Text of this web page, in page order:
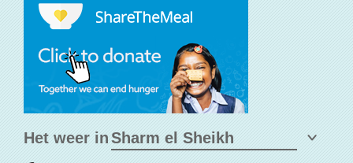
Het weer in